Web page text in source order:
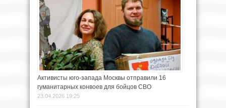
Активисты юго-запада Москвы отправили 16
гуманитарных конвоев для бойцов СВО
23.04.2026 19:25